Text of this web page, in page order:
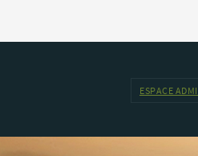
ESPACE